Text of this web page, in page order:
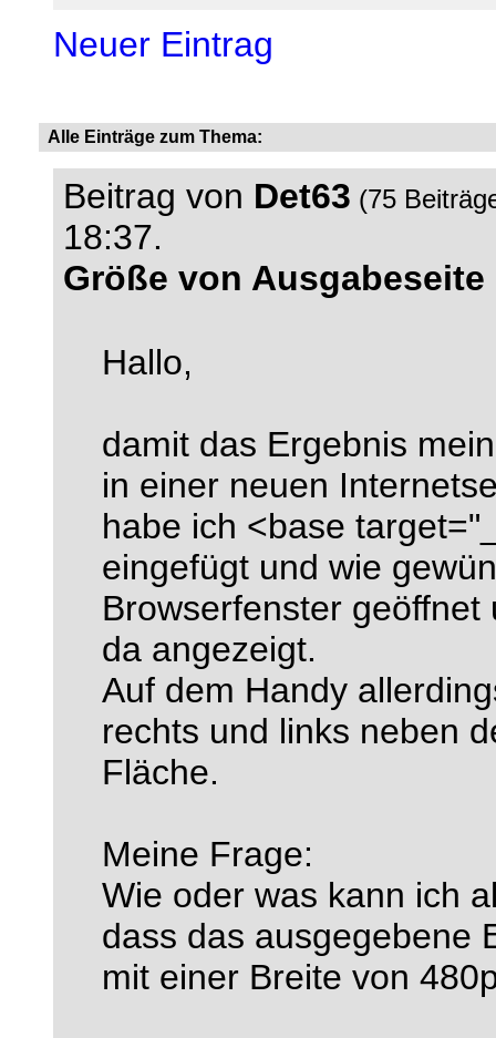
Neuer Eintrag
Alle Einträge zum Thema:
Beitrag von Det63 (75
18:37.
Größe von
Hallo,
damit das Ergebnis
in einer neuen
habe ich <base
eingefügt und wie
Browserfenster
da angezeigt.
Auf dem Handy
rechts und links neben
Fläche.
Meine Frage:
Wie oder was kann ich
dass das ausgegebene
mit einer Breite von